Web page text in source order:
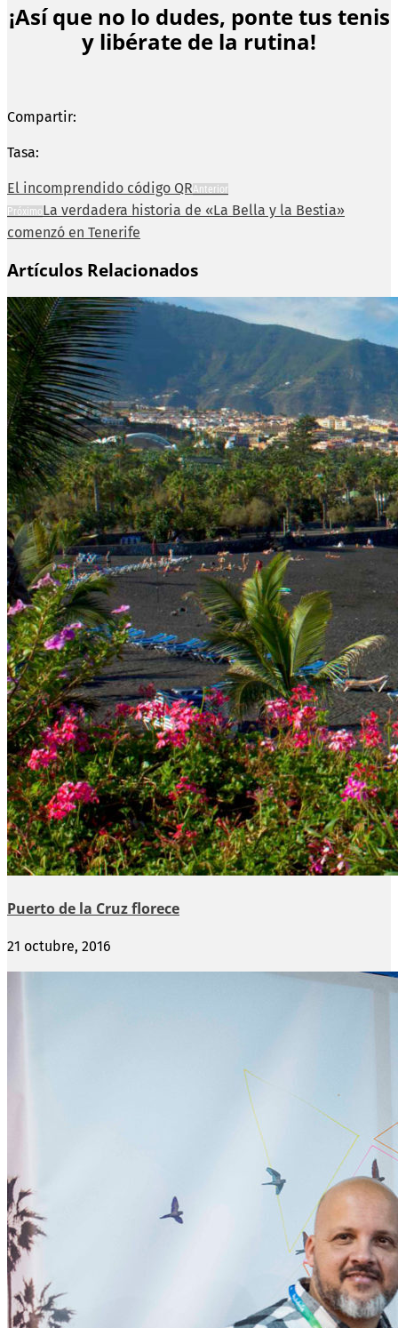
¡Así que no lo dudes, ponte tus tenis
y libérate de la rutina!
Compartir:
Tasa:
El incomprendido código QRAnterior
PróximoLa verdadera historia de «La Bella y la Bestia»
comenzó en Tenerife
Artículos Relacionados
Puerto de la Cruz florece
21 octubre, 2016